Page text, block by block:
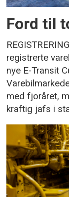
Ford til
registrerte
nye E-Transit
med fjoråret,
kraftig jafs i